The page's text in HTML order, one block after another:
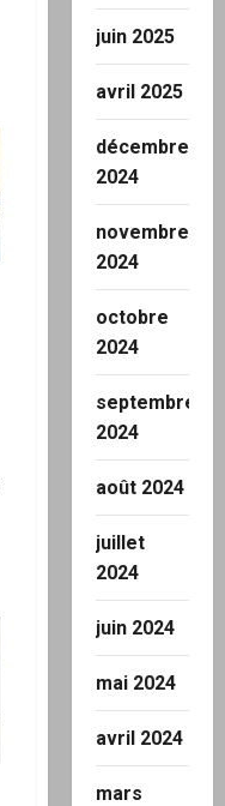
juin 2025
avril 2025
décembre
2024
novembre
2024
octobre
2024
septembre
2024
août 2024
juillet
2024
juin 2024
mai 2024
avril 2024
mars